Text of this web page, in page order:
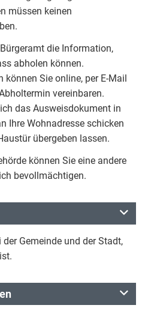
müssen keinen
die Information,
abholen können.
können Sie online, per E-Mail
vereinbaren.
das Ausweisdokument in
Ihre Wohnadresse schicken
übergeben lassen.
können Sie eine andere
bevollmächtigen.
Gemeinde und der Stadt,